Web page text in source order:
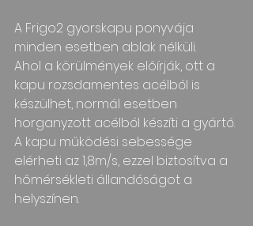
A Frigo2 gyorskapu ponyvája
minden esetben ablak nélküli.
Ahol a körülmények előírják, ott a
kapu rozsdamentes acélból is
készülhet, normál esetben
horganyzott acélból készíti a gyártó.
A kapu működési sebessége
elérheti az 1,8m/s, ezzel biztosítva a
hőmérsékleti állandóságot a
helyszínen.